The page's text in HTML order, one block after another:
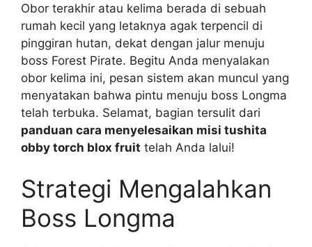
Obor terakhir atau kelima berada di sebuah
rumah kecil yang letaknya agak terpencil di
pinggiran hutan, dekat dengan jalur menuju
boss Forest Pirate. Begitu Anda menyalakan
obor kelima ini, pesan sistem akan muncul yang
menyatakan bahwa pintu menuju boss Longma
telah terbuka. Selamat, bagian tersulit dari
panduan cara menyelesaikan misi tushita
obby torch blox fruit telah Anda lalui!
Strategi Mengalahkan
Boss Longma